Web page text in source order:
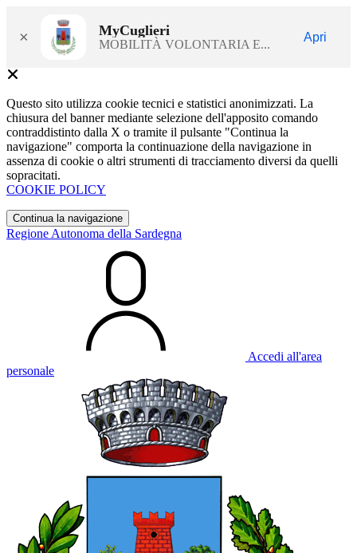
× MyCuglieri
MOBILITÀ VOLONTARIA E...
Apri
Questo sito utilizza cookie tecnici e statistici anonimizzati. La
chiusura del banner mediante selezione dell'apposito comando
contraddistinto dalla X o tramite il pulsante "Continua la
navigazione" comporta la continuazione della navigazione in
assenza di cookie o altri strumenti di tracciamento diversi da quelli
sopracitati.
COOKIE POLICY
Continua la navigazione
Regione Autonoma della Sardegna
Accedi all'area
personale